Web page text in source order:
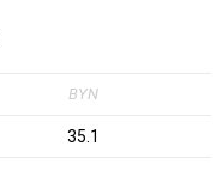
BYN
35.1